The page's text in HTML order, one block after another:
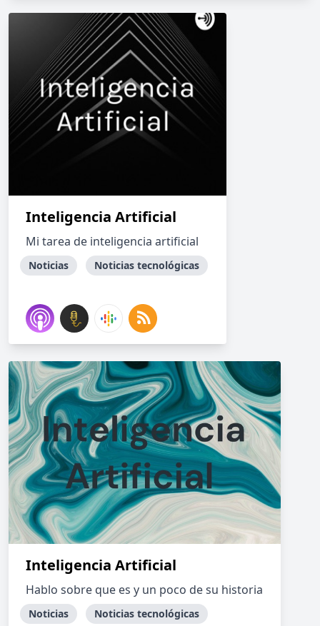
Inteligencia Artificial
Mi tarea de inteligencia artificial
Noticias Noticias tecnológicas
Inteligencia Artificial
Hablo sobre que es y un poco de su historia
Noticias Noticias tecnológicas